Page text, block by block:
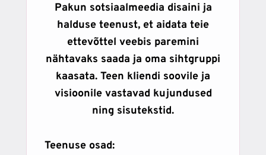
Pakun sotsiaalmeedia disaini ja
halduse teenust, et aidata teie
ettevõttel veebis paremini
nähtavaks saada ja oma sihtgruppi
kaasata. Teen kliendi soovile ja
visioonile vastavad kujundused
ning sisutekstid.
Teenuse osad: